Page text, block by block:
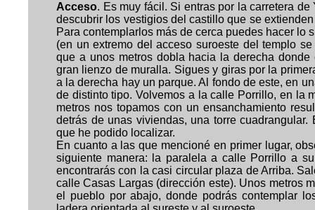
Acceso. Es muy fácil. Si entras por la carretera
descubrir los vestigios del castillo que se
Para contemplarlos más de cerca puedes hacer
(en un extremo del acceso suroeste del templo
que a unos metros dobla hacia la derecha
gran lienzo de muralla. Sigues y giras por la
a la derecha hay un parque. Al fondo de este, en
de distinto tipo. Volvemos a la calle Porrillo, en la
metros nos topamos con un ensanchamiento
detrás de unas viviendas, una torre
que he podido localizar.
En cuanto a las que mencioné en primer lugar,
siguiente manera: la paralela a calle Porrillo a
encontrarás con la casi circular plaza de Arriba.
calle Casas Largas (dirección este). Unos metros
el pueblo por abajo, donde podrás contemplar